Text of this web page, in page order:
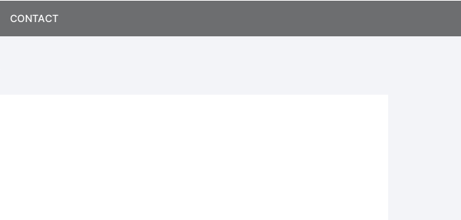
CONTACT